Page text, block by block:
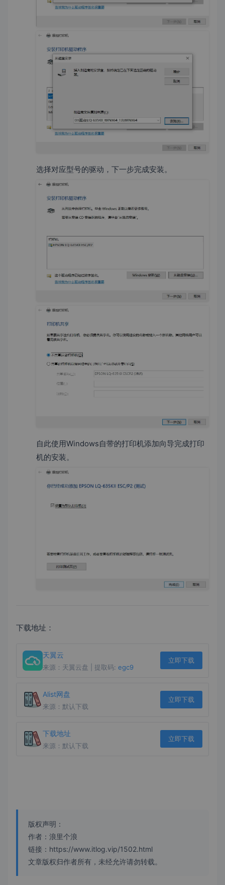
选择对应型号的驱动，下一步完成安装。
自此使用Windows自带的打印机添加向导完成打印
机的安装。
下载地址：
天翼云
来源：天翼云盘 | 提取码: egc9
立即下载
Alist网盘
来源：默认下载
立即下载
下载地址
来源：默认下载
立即下载
版权声明：
作者：浪里个浪
链接：https://www.itlog.vip/1502.html
文章版权归作者所有，未经允许请勿转载。